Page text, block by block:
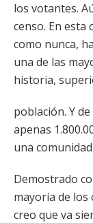
los votantes.
censo. En esta
como nunca,
una de las
historia,
población. Y
apenas
una
Demostrado
mayoría de los
creo que va